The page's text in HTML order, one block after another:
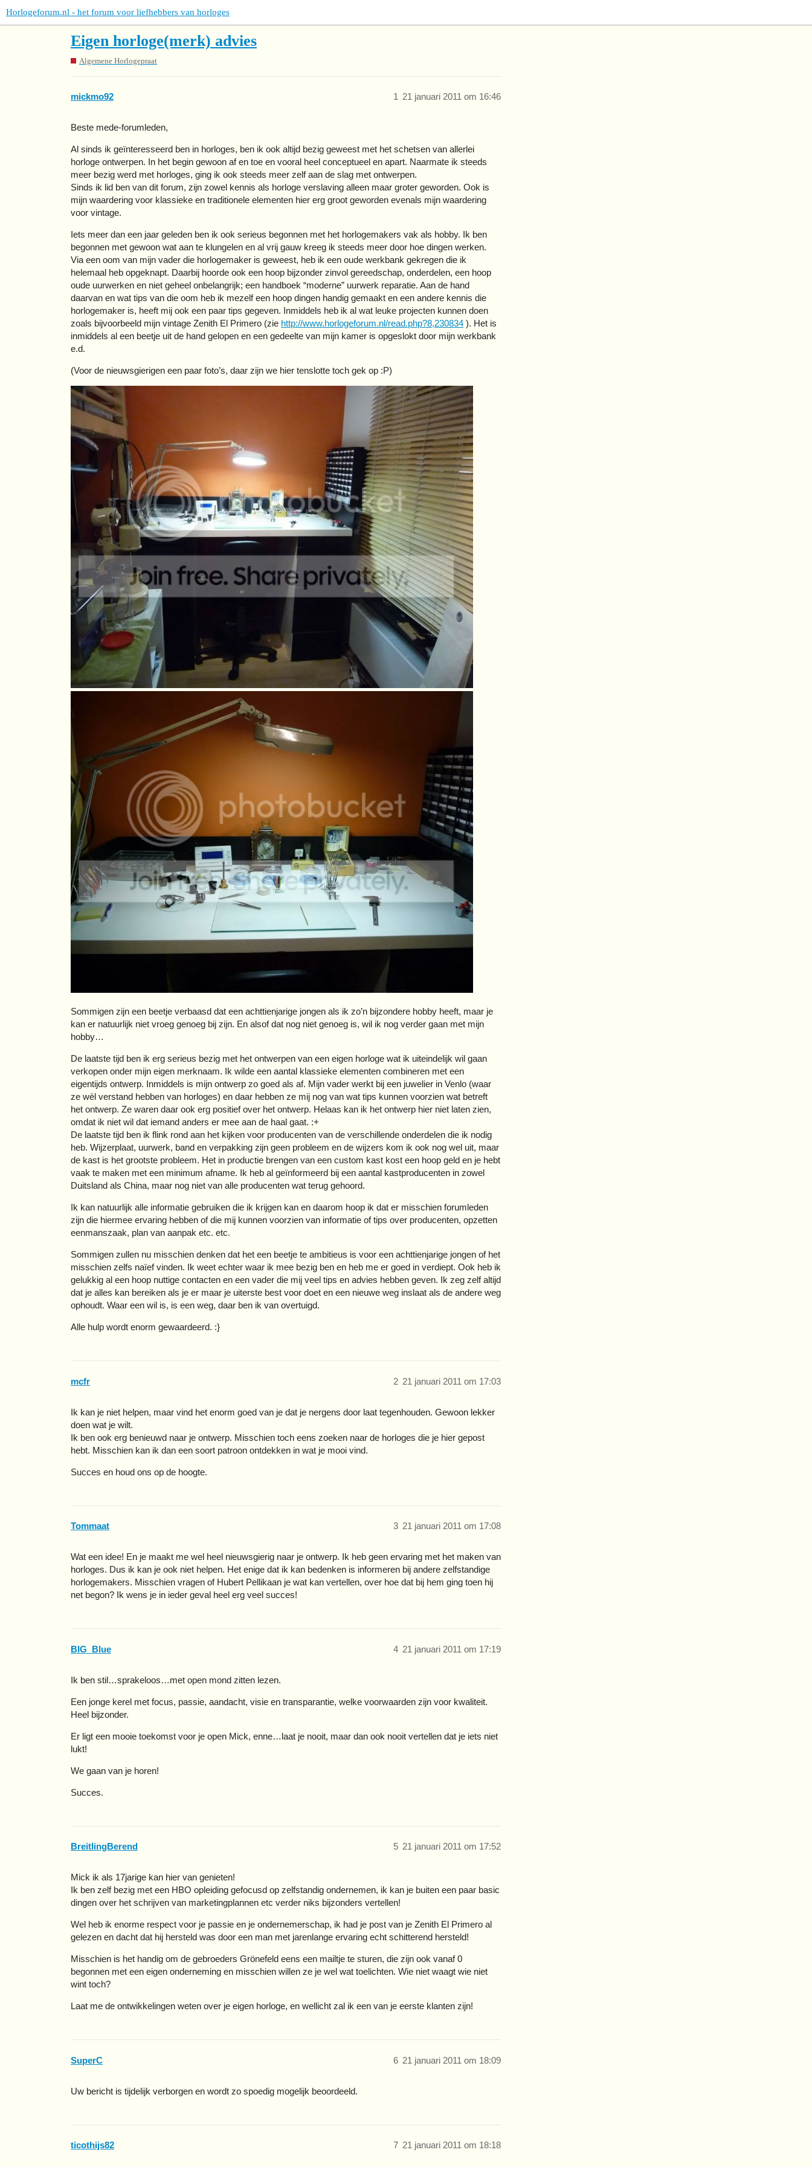
Horlogeforum.nl - het forum voor liefhebbers van horloges
Eigen horloge(merk) advies
Algemene Horlogepraat
mickmo92 21 januari 2011 om 16:46
1
Beste mede-forumleden,
Al sinds ik geïnteresseerd ben in horloges, ben ik ook altijd bezig geweest met het schetsen van allerlei
horloge ontwerpen. In het begin gewoon af en toe en vooral heel conceptueel en apart. Naarmate ik steeds
meer bezig werd met horloges, ging ik ook steeds meer zelf aan de slag met ontwerpen.
Sinds ik lid ben van dit forum, zijn zowel kennis als horloge verslaving alleen maar groter geworden. Ook is
mijn waardering voor klassieke en traditionele elementen hier erg groot geworden evenals mijn waardering
voor vintage.
Iets meer dan een jaar geleden ben ik ook serieus begonnen met het horlogemakers vak als hobby. Ik ben
begonnen met gewoon wat aan te klungelen en al vrij gauw kreeg ik steeds meer door hoe dingen werken.
Via een oom van mijn vader die horlogemaker is geweest, heb ik een oude werkbank gekregen die ik
helemaal heb opgeknapt. Daarbij hoorde ook een hoop bijzonder zinvol gereedschap, onderdelen, een hoop
oude uurwerken en niet geheel onbelangrijk; een handboek “moderne” uurwerk reparatie. Aan de hand
daarvan en wat tips van die oom heb ik mezelf een hoop dingen handig gemaakt en een andere kennis die
horlogemaker is, heeft mij ook een paar tips gegeven. Inmiddels heb ik al wat leuke projecten kunnen doen
zoals bijvoorbeeld mijn vintage Zenith El Primero (zie http://www.horlogeforum.nl/read.php?8,230834 ). Het is
inmiddels al een beetje uit de hand gelopen en een gedeelte van mijn kamer is opgeslokt door mijn werkbank
e.d.
(Voor de nieuwsgierigen een paar foto’s, daar zijn we hier tenslotte toch gek op :P)
Sommigen zijn een beetje verbaasd dat een achttienjarige jongen als ik zo’n bijzondere hobby heeft, maar je
kan er natuurlijk niet vroeg genoeg bij zijn. En alsof dat nog niet genoeg is, wil ik nog verder gaan met mijn
hobby…
De laatste tijd ben ik erg serieus bezig met het ontwerpen van een eigen horloge wat ik uiteindelijk wil gaan
verkopen onder mijn eigen merknaam. Ik wilde een aantal klassieke elementen combineren met een
eigentijds ontwerp. Inmiddels is mijn ontwerp zo goed als af. Mijn vader werkt bij een juwelier in Venlo (waar
ze wèl verstand hebben van horloges) en daar hebben ze mij nog van wat tips kunnen voorzien wat betreft
het ontwerp. Ze waren daar ook erg positief over het ontwerp. Helaas kan ik het ontwerp hier niet laten zien,
omdat ik niet wil dat iemand anders er mee aan de haal gaat. :+
De laatste tijd ben ik flink rond aan het kijken voor producenten van de verschillende onderdelen die ik nodig
heb. Wijzerplaat, uurwerk, band en verpakking zijn geen probleem en de wijzers kom ik ook nog wel uit, maar
de kast is het grootste probleem. Het in productie brengen van een custom kast kost een hoop geld en je hebt
vaak te maken met een minimum afname. Ik heb al geïnformeerd bij een aantal kastproducenten in zowel
Duitsland als China, maar nog niet van alle producenten wat terug gehoord.
Ik kan natuurlijk alle informatie gebruiken die ik krijgen kan en daarom hoop ik dat er misschien forumleden
zijn die hiermee ervaring hebben of die mij kunnen voorzien van informatie of tips over producenten, opzetten
eenmanszaak, plan van aanpak etc. etc.
Sommigen zullen nu misschien denken dat het een beetje te ambitieus is voor een achttienjarige jongen of het
misschien zelfs naïef vinden. Ik weet echter waar ik mee bezig ben en heb me er goed in verdiept. Ook heb ik
gelukkig al een hoop nuttige contacten en een vader die mij veel tips en advies hebben geven. Ik zeg zelf altijd
dat je alles kan bereiken als je er maar je uiterste best voor doet en een nieuwe weg inslaat als de andere weg
ophoudt. Waar een wil is, is een weg, daar ben ik van overtuigd.
Alle hulp wordt enorm gewaardeerd. :}
mcfr 21 januari 2011 om 17:03
2
Ik kan je niet helpen, maar vind het enorm goed van je dat je nergens door laat tegenhouden. Gewoon lekker
doen wat je wilt.
Ik ben ook erg benieuwd naar je ontwerp. Misschien toch eens zoeken naar de horloges die je hier gepost
hebt. Misschien kan ik dan een soort patroon ontdekken in wat je mooi vind.
Succes en houd ons op de hoogte.
Tommaat 21 januari 2011 om 17:08
3
Wat een idee! En je maakt me wel heel nieuwsgierig naar je ontwerp. Ik heb geen ervaring met het maken van
horloges. Dus ik kan je ook niet helpen. Het enige dat ik kan bedenken is informeren bij andere zelfstandige
horlogemakers. Misschien vragen of Hubert Pellikaan je wat kan vertellen, over hoe dat bij hem ging toen hij
net begon? Ik wens je in ieder geval heel erg veel succes!
BIG_Blue 21 januari 2011 om 17:19
4
Ik ben stil…sprakeloos…met open mond zitten lezen.
Een jonge kerel met focus, passie, aandacht, visie en transparantie, welke voorwaarden zijn voor kwaliteit.
Heel bijzonder.
Er ligt een mooie toekomst voor je open Mick, enne…laat je nooit, maar dan ook nooit vertellen dat je iets niet
lukt!
We gaan van je horen!
Succes.
BreitlingBerend 21 januari 2011 om 17:52
5
Mick ik als 17jarige kan hier van genieten!
Ik ben zelf bezig met een HBO opleiding gefocusd op zelfstandig ondernemen, ik kan je buiten een paar basic
dingen over het schrijven van marketingplannen etc verder niks bijzonders vertellen!
Wel heb ik enorme respect voor je passie en je ondernemerschap, ik had je post van je Zenith El Primero al
gelezen en dacht dat hij hersteld was door een man met jarenlange ervaring echt schitterend hersteld!
Misschien is het handig om de gebroeders Grönefeld eens een mailtje te sturen, die zijn ook vanaf 0
begonnen met een eigen onderneming en misschien willen ze je wel wat toelichten. Wie niet waagt wie niet
wint toch?
Laat me de ontwikkelingen weten over je eigen horloge, en wellicht zal ik een van je eerste klanten zijn!
SuperC 21 januari 2011 om 18:09
6
Uw bericht is tijdelijk verborgen en wordt zo spoedig mogelijk beoordeeld.
ticothijs82 21 januari 2011 om 18:18
7